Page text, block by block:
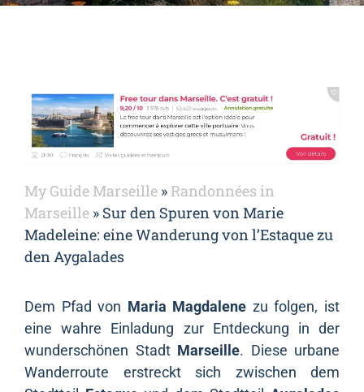
My Guide Marseille » Randonnées in
Marseille » Sur den Spuren von Marie
Madeleine: eine Wanderung von l’Estaque zu
den Aygalades
Dem Pfad von Maria Magdalene zu folgen, ist
eine wahre Einladung zur Entdeckung in der
wunderschönen Stadt Marseille. Diese urbane
Wanderroute erstreckt sich zwischen dem